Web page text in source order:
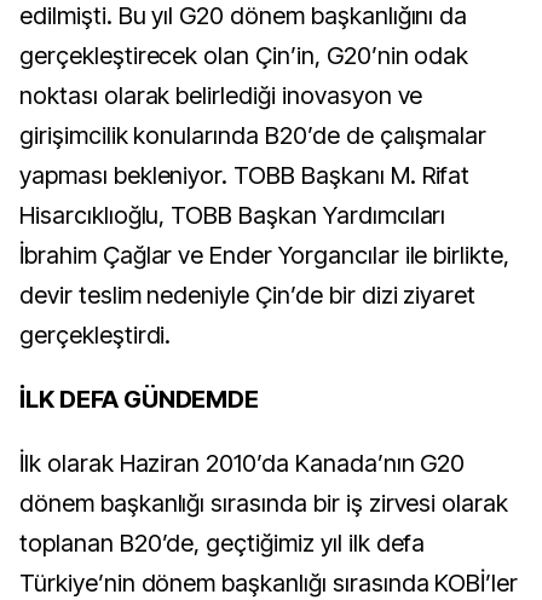
edilmişti. Bu yıl G20 dönem başkanlığını da
gerçekleştirecek olan Çin’in, G20’nin odak
noktası olarak belirlediği inovasyon ve
girişimcilik konularında B20’de de çalışmalar
yapması bekleniyor. TOBB Başkanı M. Rifat
Hisarcıklıoğlu, TOBB Başkan Yardımcıları
İbrahim Çağlar ve Ender Yorgancılar ile birlikte,
devir teslim nedeniyle Çin’de bir dizi ziyaret
gerçekleştirdi.
İLK DEFA GÜNDEMDE
İlk olarak Haziran 2010’da Kanada’nın G20
dönem başkanlığı sırasında bir iş zirvesi olarak
toplanan B20’de, geçtiğimiz yıl ilk defa
Türkiye’nin dönem başkanlığı sırasında KOBİ’ler